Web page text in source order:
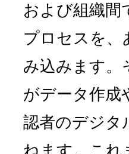
および組織間
プロセスを、
み込みます。
がデータ作成
認者のデジタ